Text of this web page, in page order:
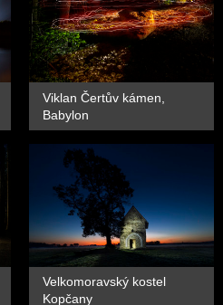
Viklan Čertův kámen,
Babylon
Velkomoravský kostel
Kopčany